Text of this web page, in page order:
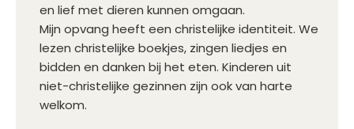
en lief met dieren kunnen omgaan.
Mijn opvang heeft een christelijke identiteit. We
lezen christelijke boekjes, zingen liedjes en
bidden en danken bij het eten. Kinderen uit
niet-christelijke gezinnen zijn ook van harte
welkom.